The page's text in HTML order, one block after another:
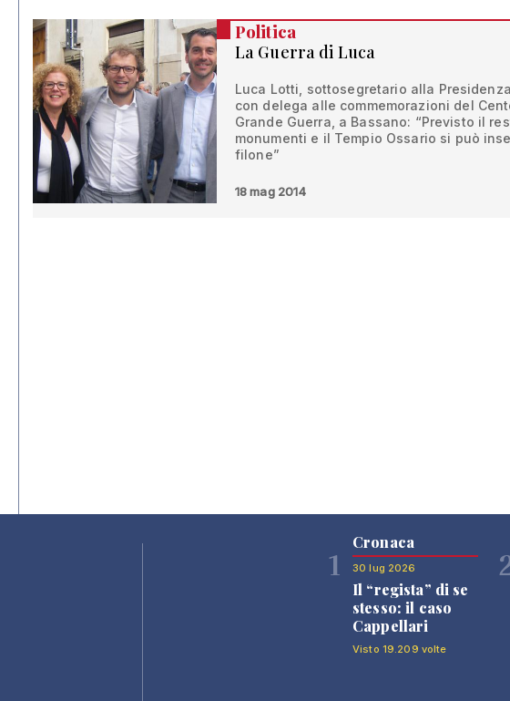
Politica
La Guerra di Luca
Luca Lotti, sottosegretario alla
con delega alle commemorazioni del
Grande Guerra, a Bassano: “Previsto il
monumenti e il Tempio Ossario si può
filone”
18 mag 2014
1
Cronaca
30 lug 2026
Il “regista” di se
stesso: il caso
Cappellari
Visto 19.209 volte